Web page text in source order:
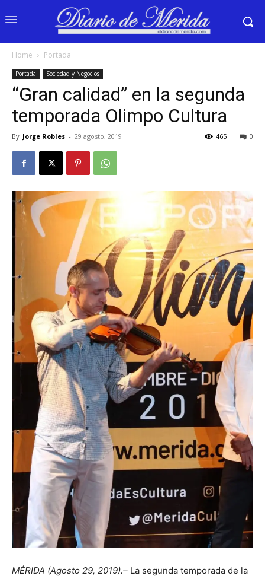
Home Portada
Portada Sociedad y Negocios
“Gran calidad” en la segunda
temporada Olimpo Cultura
By Jorge Robles - 29 agosto, 2019 0
465
MÉRIDA (Agosto 29, 2019).– La segunda temporada de la